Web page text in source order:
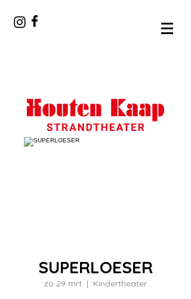
SUPERLOESER
zo 29 mrt
  |
Kindertheater